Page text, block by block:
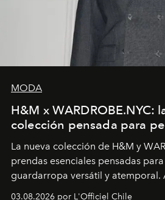
MODA
H&M x WARDROBE.NYC:
colección pensada para
La nueva colección de H&M y
prendas esenciales pensadas
guardarropa versátil y atemporal.
lanzamiento, los fundadores de la
03.08.2026 por L'Officiel Chile